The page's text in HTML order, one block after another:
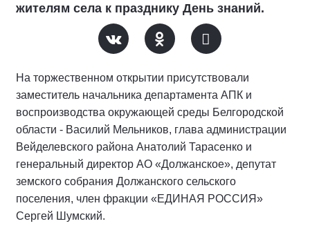
жителям села к празднику День знаний.
На торжественном открытии присутствовали
заместитель начальника департамента АПК и
воспроизводства окружающей среды Белгородской
области - Василий Мельников, глава администрации
Вейделевского района Анатолий Тарасенко и
генеральный директор АО «Должанское», депутат
земского собрания Должанского сельского
поселения, член фракции «ЕДИНАЯ РОССИЯ»
Сергей Шумский.